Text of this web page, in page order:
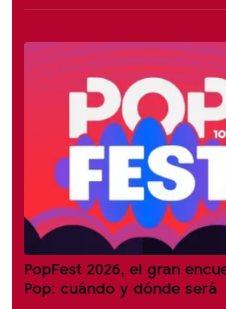
PopFest 2026, el gran
Pop: cuándo y dónde será